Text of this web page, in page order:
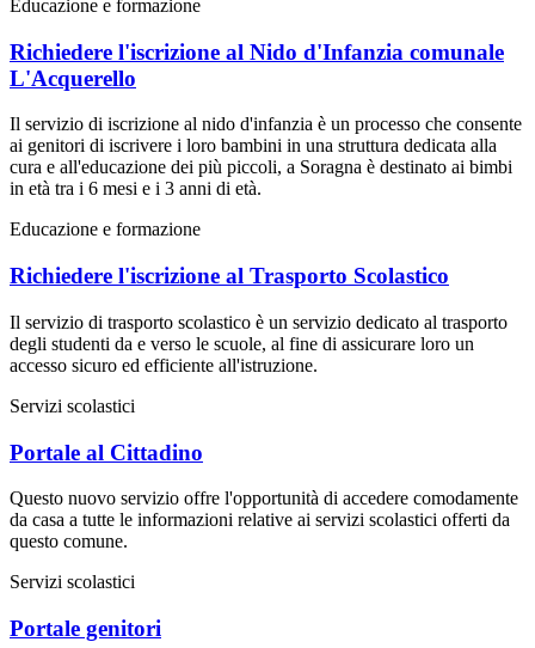
Educazione e formazione
Richiedere l'iscrizione al Nido d'Infanzia comunale
L'Acquerello
Il servizio di iscrizione al nido d'infanzia è un processo che consente
ai genitori di iscrivere i loro bambini in una struttura dedicata alla
cura e all'educazione dei più piccoli, a Soragna è destinato ai bimbi
in età tra i 6 mesi e i 3 anni di età.
Educazione e formazione
Richiedere l'iscrizione al Trasporto Scolastico
Il servizio di trasporto scolastico è un servizio dedicato al trasporto
degli studenti da e verso le scuole, al fine di assicurare loro un
accesso sicuro ed efficiente all'istruzione.
Servizi scolastici
Portale al Cittadino
Questo nuovo servizio offre l'opportunità di accedere comodamente
da casa a tutte le informazioni relative ai servizi scolastici offerti da
questo comune.
Servizi scolastici
Portale genitori